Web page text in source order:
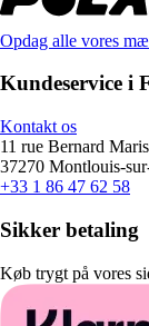
Opdag alle vores
Kundeservice i
Kontakt os
11 rue Bernard Maris
37270 Montlouis-
+33 1 86 47 62 58
Sikker betaling
Køb trygt på vores